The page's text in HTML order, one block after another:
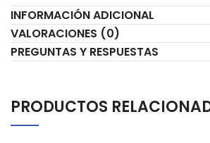
INFORMACIÓN ADICIONAL
VALORACIONES (0)
PREGUNTAS Y RESPUESTAS
PRODUCTOS